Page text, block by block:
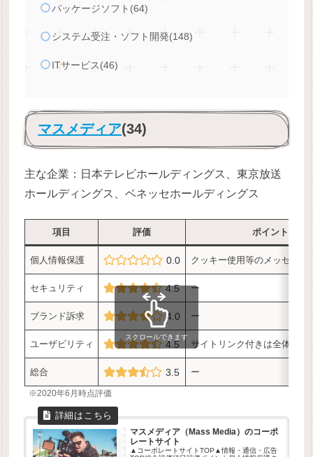
パッケージソフト(64)
システム受注・ソフト開発(148)
ITサービス(46)
マスメディア(34)
主な企業：日本テレビホールディングス、東京放送
ホールディングス、ベネッセホールディングス
項目 評価 ポイント
個人情報保護 0.0 クッキー使用等のメッセージ
セキュリティ 4.5 ー
ブランド訴求 4.0 ー
ユーザビリティ 4.5 サイトリンク付きは全体の約
総合 3.5 ー
スクロールできます
※2020年6月時点評価
マスメディア（Mass Media）のコーポ
レートサイト
▲コーポレートサイトTOP▲情報・通信・広告